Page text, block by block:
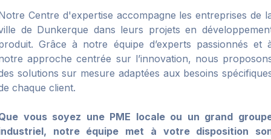
Centre d'expertise accompagne les entreprises de
de Dunkerque dans leurs projets en
Grâce à notre équipe d’experts passionnés et
approche centrée sur l’innovation, nous
solutions sur mesure adaptées aux besoins
chaque client.
vous soyez une PME locale ou un grand
notre équipe met à votre disposition